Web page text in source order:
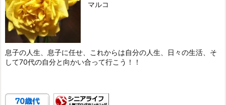
マルコ
息子の人生、息子に任せ、これからは自分の人生、日々の生活、そ
して70代の自分と向かい合って行こう！！